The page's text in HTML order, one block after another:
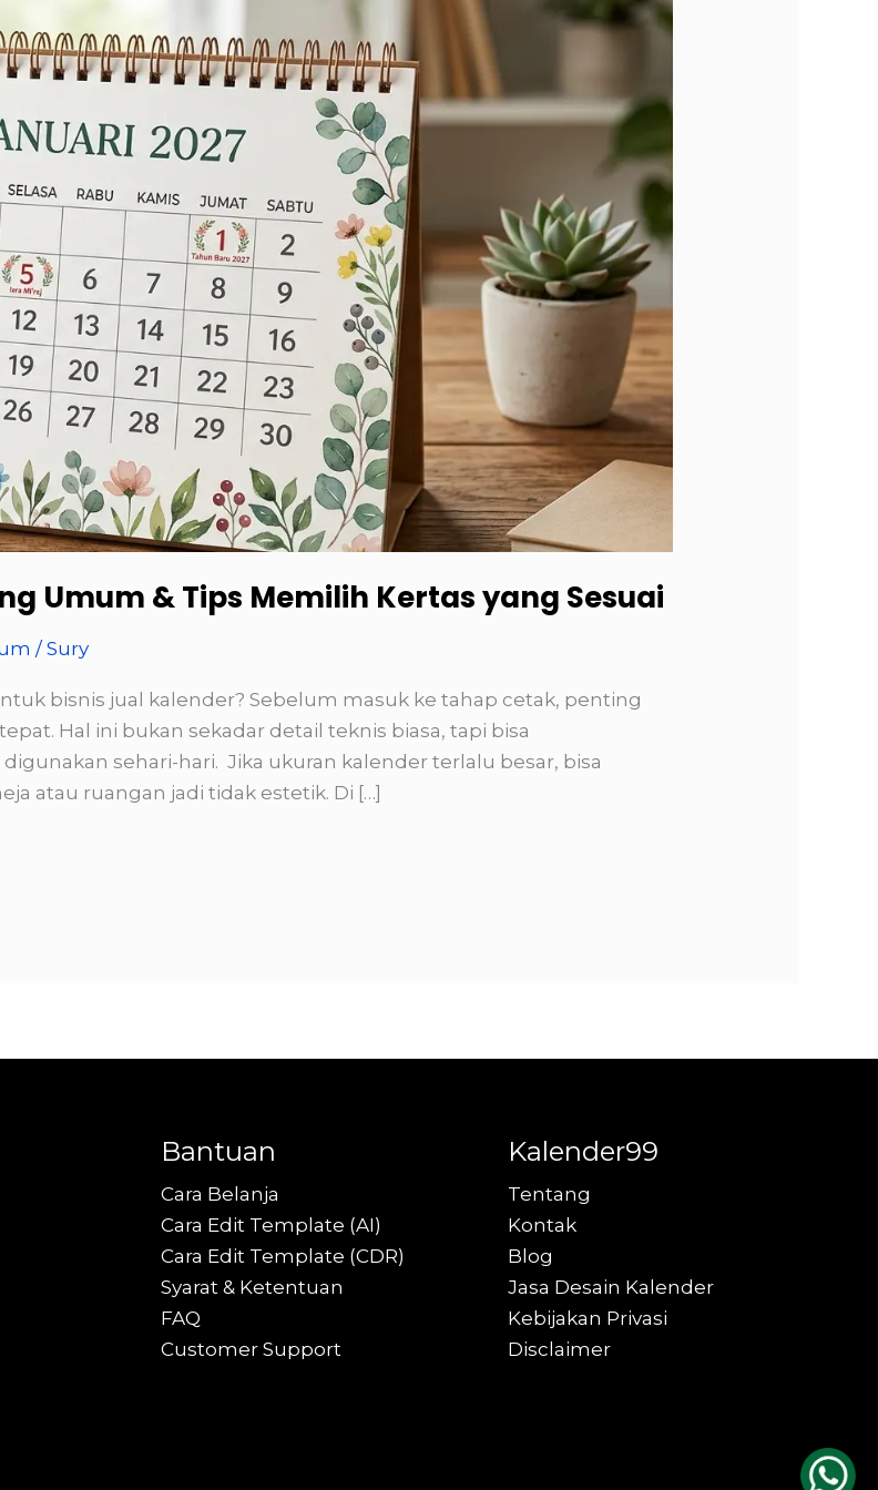
Umum & Tips Memilih Kertas yang Sesuai
/Sury
bisnis jual kalender? Sebelum masuk ke tahap cetak, penting
Hal ini bukan sekadar detail teknis biasa, tapi bisa
sehari-hari. Jika ukuran kalender terlalu besar, bisa
atau ruangan jadi tidak estetik. Di […]
Bantuan
Cara Belanja
Cara Edit Template (AI)
Cara Edit Template (CDR)
Syarat & Ketentuan
FAQ
Customer Support
Kalender99
Tentang
Kontak
Blog
Jasa Desain Kalender
Kebijakan Privasi
Disclaimer